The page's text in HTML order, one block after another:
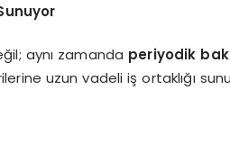
aynı zamanda periyodik
uzun vadeli iş ortaklığı